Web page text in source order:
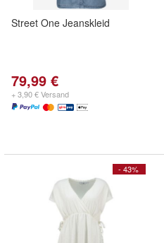
Street One Jeanskleid
79,99 €
+ 3,90 € Versand
- 43%